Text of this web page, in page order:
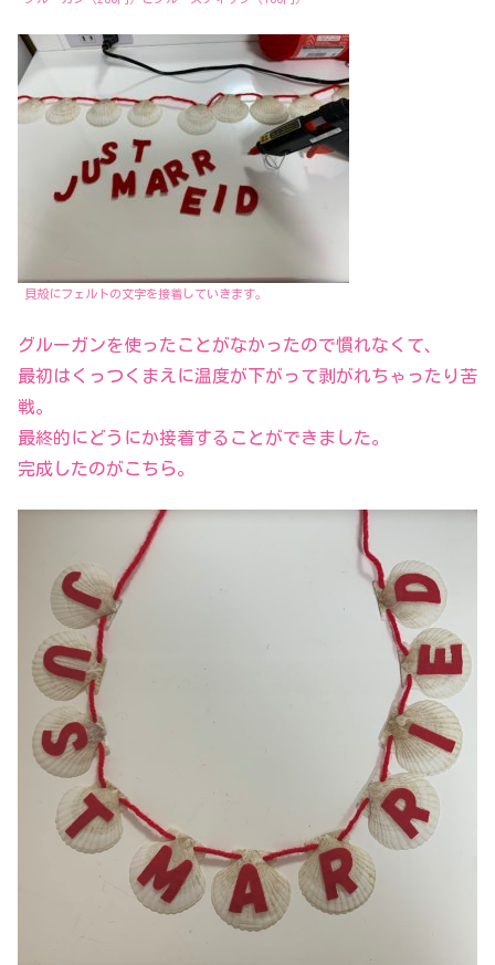
貝殻にフェルトの文字を接着していきます。
グルーガンを使ったことがなかったので慣れなくて、
最初はくっつくまえに温度が下がって剥がれちゃったり苦
戦。
最終的にどうにか接着することができました。
完成したのがこちら。